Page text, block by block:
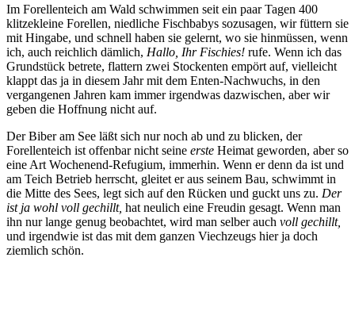
Im Forellenteich am Wald schwimmen seit ein paar Tagen 400
klitzekleine Forellen, niedliche Fischbabys sozusagen, wir füttern sie
mit Hingabe, und schnell haben sie gelernt, wo sie hinmüssen, wenn
ich, auch reichlich dämlich, Hallo, Ihr Fischies! rufe. Wenn ich das
Grundstück betrete, flattern zwei Stockenten empört auf, vielleicht
klappt das ja in diesem Jahr mit dem Enten-Nachwuchs, in den
vergangenen Jahren kam immer irgendwas dazwischen, aber wir
geben die Hoffnung nicht auf.
Der Biber am See läßt sich nur noch ab und zu blicken, der
Forellenteich ist offenbar nicht seine erste Heimat geworden, aber so
eine Art Wochenend-Refugium, immerhin. Wenn er denn da ist und
am Teich Betrieb herrscht, gleitet er aus seinem Bau, schwimmt in
die Mitte des Sees, legt sich auf den Rücken und guckt uns zu. Der
ist ja wohl voll gechillt, hat neulich eine Freudin gesagt. Wenn man
ihn nur lange genug beobachtet, wird man selber auch voll gechillt,
und irgendwie ist das mit dem ganzen Viechzeugs hier ja doch
ziemlich schön.